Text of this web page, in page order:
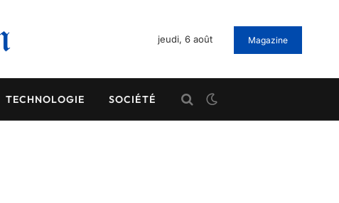
jeudi, 6 août Magazine
TECHNOLOGIE SOCIÉTÉ